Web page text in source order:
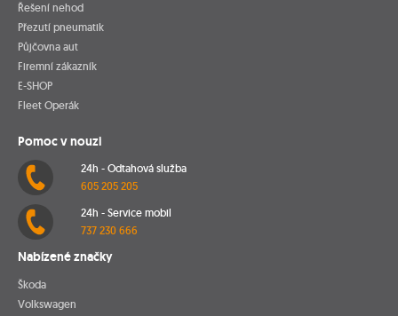
Řešení nehod
Přezutí pneumatik
Půjčovna aut
Firemní zákazník
E-SHOP
Fleet Operák
Pomoc v nouzi
24h - Odtahová služba
605 205 205
24h - Service mobil
737 230 666
Nabízené značky
Škoda
Volkswagen